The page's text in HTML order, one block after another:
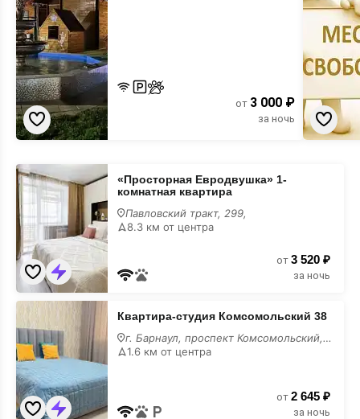
от 3 000 ₽
за ночь
«Просторная
Евродвушка»
1-
комнатная
квартира
вечеринки
«Просторная Евродвушка» 1-
комнатная квартира
Павловский тракт, 299,
8.3 км от центра
от 3 520 ₽
за ночь
Квартира-
Комсомольский
38
для
вечеринки
Квартира-студия Комсомольский 38
г. Барнаул, проспект Комсомольский, 38
1.6 км от центра
от 2 645 ₽
за ночь